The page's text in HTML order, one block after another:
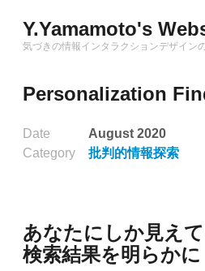
to
content
Y.Yamamoto's
気づきの情報インタラクションデザイン
Personalization
Date
August 2020
Category
批判的情報探索
あなたにしか見え
検索結果を明らかに